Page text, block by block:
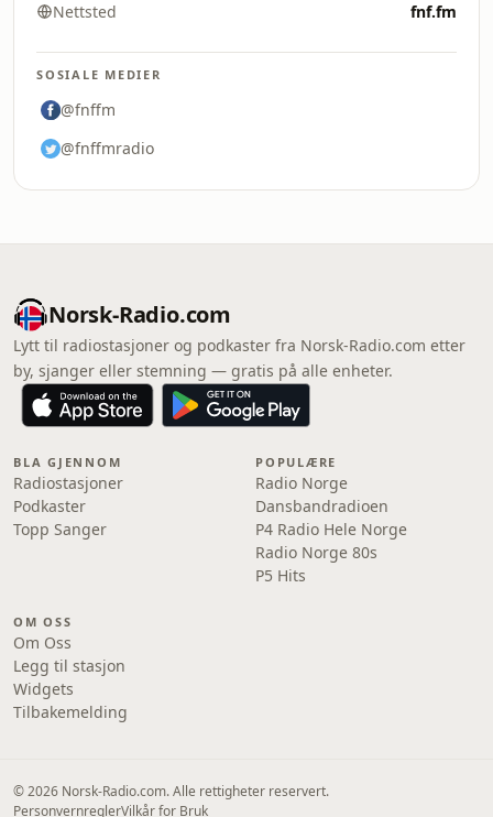
Nettsted fnf.fm
SOSIALE MEDIER
@fnffm
@fnffmradio
Norsk-Radio.com
Lytt til radiostasjoner og podkaster fra Norsk-Radio.com etter
by, sjanger eller stemning — gratis på alle enheter.
BLA GJENNOM
Radiostasjoner
Podkaster
Topp Sanger
POPULÆRE
Radio Norge
Dansbandradioen
P4 Radio Hele Norge
Radio Norge 80s
P5 Hits
OM OSS
Om Oss
Legg til stasjon
Widgets
Tilbakemelding
© 2026 Norsk-Radio.com. Alle rettigheter reservert.
PersonvernreglerVilkår for Bruk